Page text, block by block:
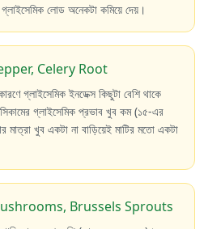
গ্লাইসেমিক লোড অনেকটা কমিয়ে দেয়।
Celery Root
গ্লাইসেমিক ইনডেক্স কিছুটা বেশি থাকে
গ্লাইসেমিক প্রভাব খুব কম (১৫-এর
মাত্রা খুব একটা না বাড়িয়েই মাটির মতো একটা
Brussels Sprouts